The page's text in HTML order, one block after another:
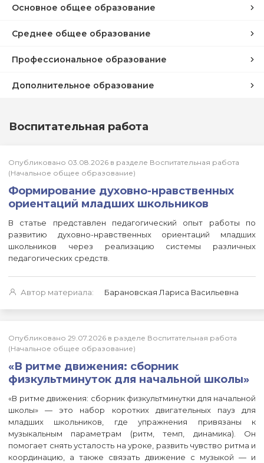
Основное общее образование
Среднее общее образование
Профессиональное образование
Дополнительное образование
Воспитательная работа
Опубликовано 03.08.2026 в разделе Воспитательная работа
(Начальное общее образование)
Формирование духовно-нравственных
ориентаций младших школьников
В статье представлен педагогический опыт работы по
развитию духовно-нравственных ориентаций младших
школьников через реализацию системы различных
педагогических средств.
Автор материала: Барановская Лариса Васильевна
Опубликовано 29.07.2026 в разделе Воспитательная работа
(Начальное общее образование)
«В ритме движения: сборник
физкультминуток для начальной школы»
«В ритме движения: сборник физкультминутки для начальной
школы» — это набор коротких двигательных пауз для
младших школьников, где упражнения привязаны к
музыкальным параметрам (ритм, темп, динамика). Он
помогает снять усталость на уроке, развить чувство ритма и
координацию, а также связать движение с музыкой — и